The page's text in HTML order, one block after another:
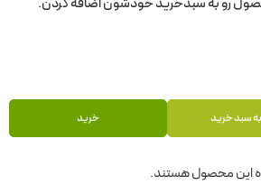
سبد خرید خرید
این محصول هستند.